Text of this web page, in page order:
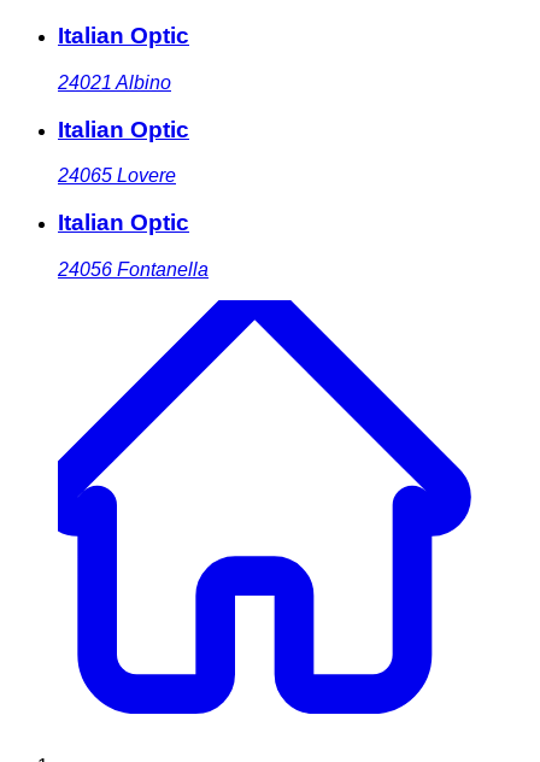
Italian Optic
24021 Albino
Italian Optic
24065 Lovere
Italian Optic
24056 Fontanella